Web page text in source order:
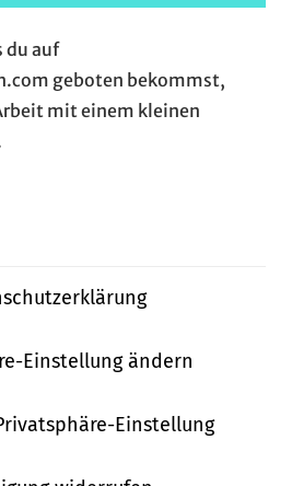
du auf
geboten bekommst,
mit einem kleinen
Einstellung ändern
Einstellung